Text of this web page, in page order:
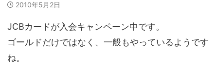
2010年5月2日
JCBカードが入会キャンペーン中です。
ゴールドだけではなく、一般もやっているようです
ね。